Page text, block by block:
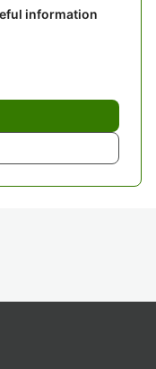
information